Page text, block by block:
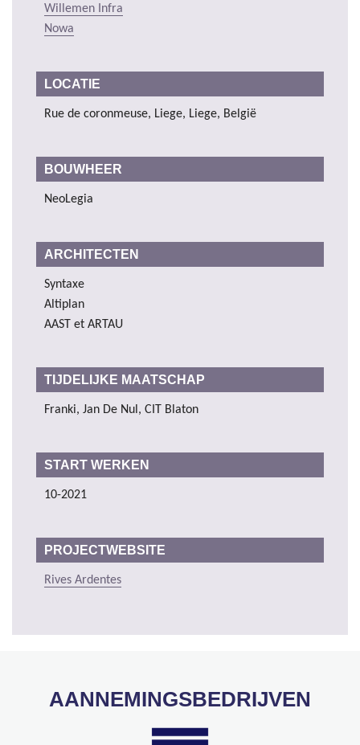
Willemen Infra
Nowa
LOCATIE
Rue de coronmeuse, Liege, Liege, België
BOUWHEER
NeoLegia
ARCHITECTEN
Syntaxe
Altiplan
AAST et ARTAU
TIJDELIJKE MAATSCHAP
Franki, Jan De Nul, CIT Blaton
START WERKEN
10-2021
PROJECTWEBSITE
Rives Ardentes
AANNEMINGSBEDRIJVEN